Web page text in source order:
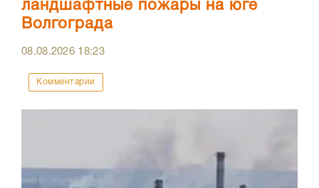
ландшафтные пожары на юге
Волгограда
08.08.2026 18:23
Комментарии